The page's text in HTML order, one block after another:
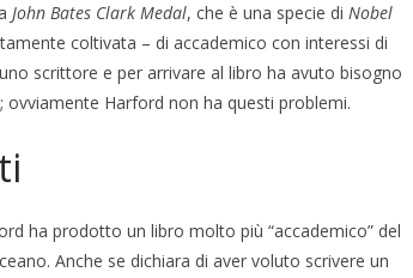
John Bates Clark Medal, che è una specie di Nobel
coltivata – di accademico con interessi di
scrittore e per arrivare al libro ha avuto bisogno
ovviamente Harford non ha questi problemi.
ha prodotto un libro molto più “accademico” del
Anche se dichiara di aver voluto scrivere un